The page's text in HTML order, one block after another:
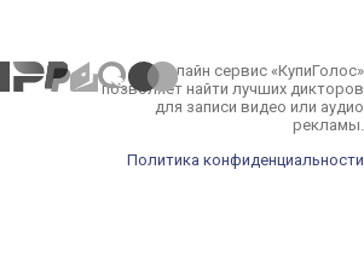
Онлайн сервис «КупиГолос»
позволяет найти лучших дикторов
для записи видео или аудио
рекламы.
Политика конфиденциальности